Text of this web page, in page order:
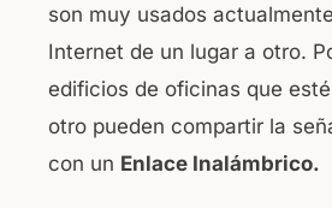
son muy usados
Internet de un lugar a otro.
edificios de oficinas que
otro pueden compartir la
con un Enlace Inalámbrico.